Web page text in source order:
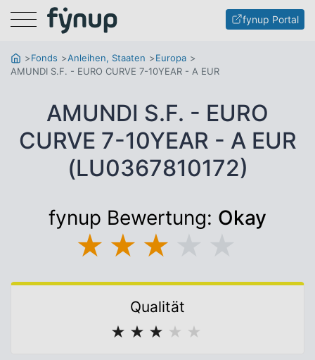
Menu fynup Portal
Fonds Anleihen, Staaten
Europa
AMUNDI S.F. - EURO CURVE 7-10YEAR - A EUR
AMUNDI S.F. - EURO
CURVE 7-10YEAR - A EUR
(LU0367810172)
fynup Bewertung: Okay
★ ★ ★
Qualität
★ ★ ★ ★ ★